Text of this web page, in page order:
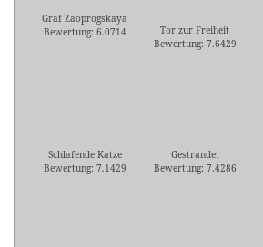
Graf Zaoprogskaya
Bewertung: 6.0714
Tor zur Freiheit
Bewertung: 7.6429
Schlafende Katze
Bewertung: 7.1429
Gestrandet
Bewertung: 7.4286